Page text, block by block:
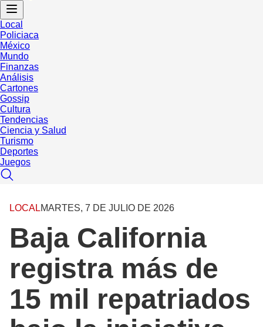
Local
Policiaca
México
Mundo
Finanzas
Análisis
Cartones
Gossip
Cultura
Tendencias
Ciencia y Salud
Turismo
Deportes
Juegos
LOCALMARTES, 7 DE JULIO DE 2026
Baja California
registra más de
15 mil repatriados